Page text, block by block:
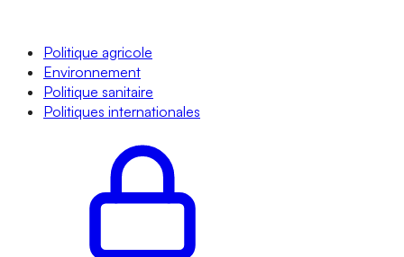
Politique agricole
Environnement
Politique sanitaire
Politiques internationales